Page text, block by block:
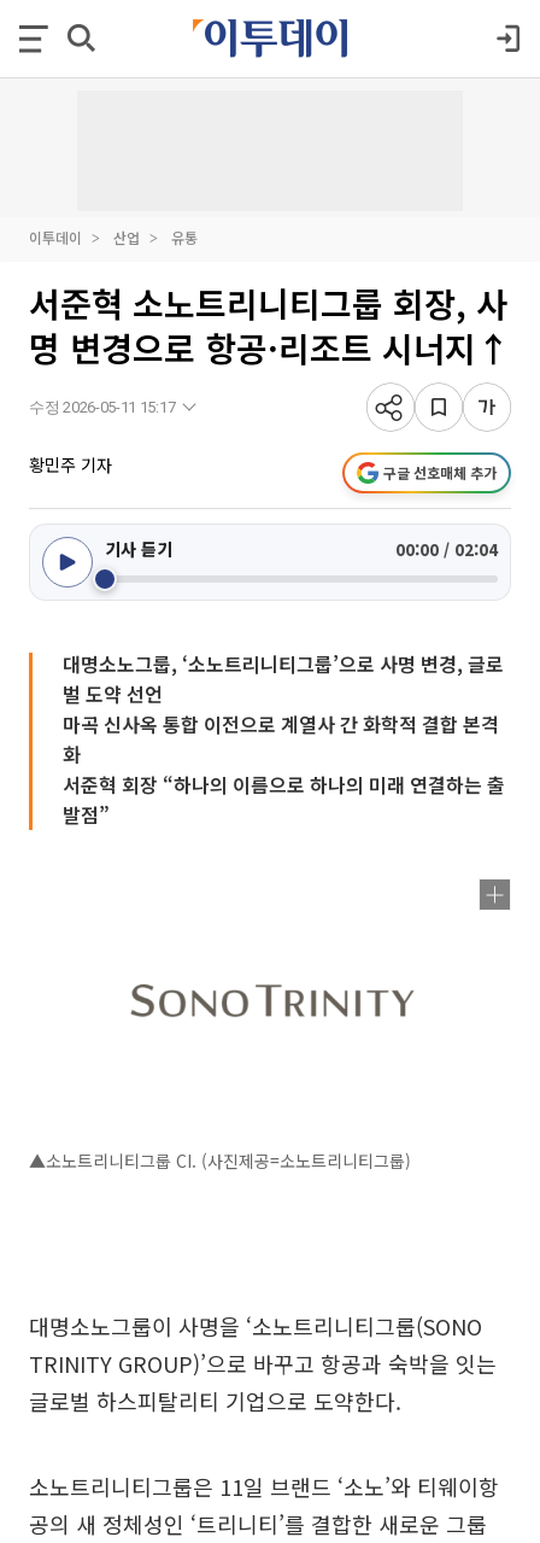
이투데이 산업 유통
서준혁 소노트리니티그룹 회장, 사
명 변경으로 항공·리조트 시너지↑
수정 2026-05-11 15:17
황민주 기자 구글 선호매체 추가
기사 듣기 00:00 / 02:04
대명소노그룹, ‘소노트리니티그룹’으로 사명 변경, 글로
벌 도약 선언
마곡 신사옥 통합 이전으로 계열사 간 화학적 결합 본격
화
서준혁 회장 “하나의 이름으로 하나의 미래 연결하는 출
발점”
▲소노트리니티그룹 CI. (사진제공=소노트리니티그룹)
대명소노그룹이 사명을 ‘소노트리니티그룹(SONO
TRINITY GROUP)’으로 바꾸고 항공과 숙박을 잇는
글로벌 하스피탈리티 기업으로 도약한다.
소노트리니티그룹은 11일 브랜드 ‘소노’와 티웨이항
공의 새 정체성인 ‘트리니티’를 결합한 새로운 그룹